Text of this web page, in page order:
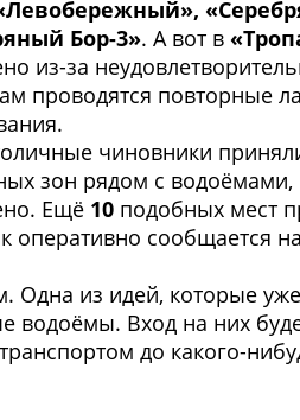
Бор-3». А вот в
из-за
проводятся повторные
чиновники
зон рядом с водоёмами,
Ещё 10подобных мест
оперативно сообщается
Одна из идей, которые
водоёмы. Вход на них
до какого-